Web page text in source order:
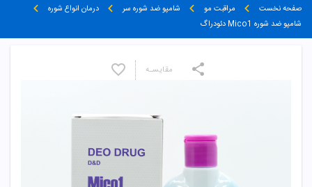
صفحه نخست مراقبت مو شامپو ضد شوره سر
درمان انواع شوره
شامپو ضد شوره Mico1 دئودراگ
مقایسـه